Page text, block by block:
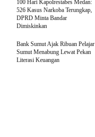
100 Hari Kapolrestabes Medan:
526 Kasus Narkoba Terungkap,
DPRD Minta Bandar
Dimiskinkan
Bank Sumut Ajak Ribuan Pelajar
Sumut Menabung Lewat Pekan
Literasi Keuangan